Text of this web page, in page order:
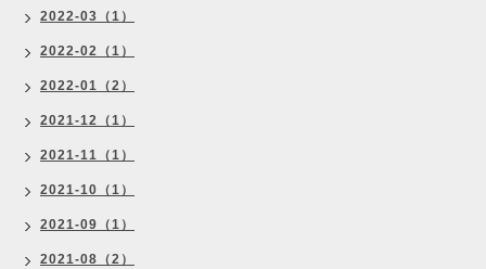
2022-03（1）
2022-02（1）
2022-01（2）
2021-12（1）
2021-11（1）
2021-10（1）
2021-09（1）
2021-08（2）